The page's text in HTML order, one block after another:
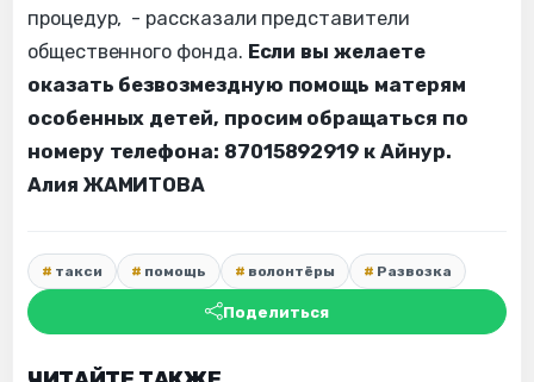
процедур, - рассказали представители
общественного фонда. Если вы желаете
оказать безвозмездную помощь матерям
особенных детей, просим обращаться по
номеру телефона: 87015892919 к Айнур.
Алия ЖАМИТОВА
такси помощь волонтёры Развозка
Поделиться